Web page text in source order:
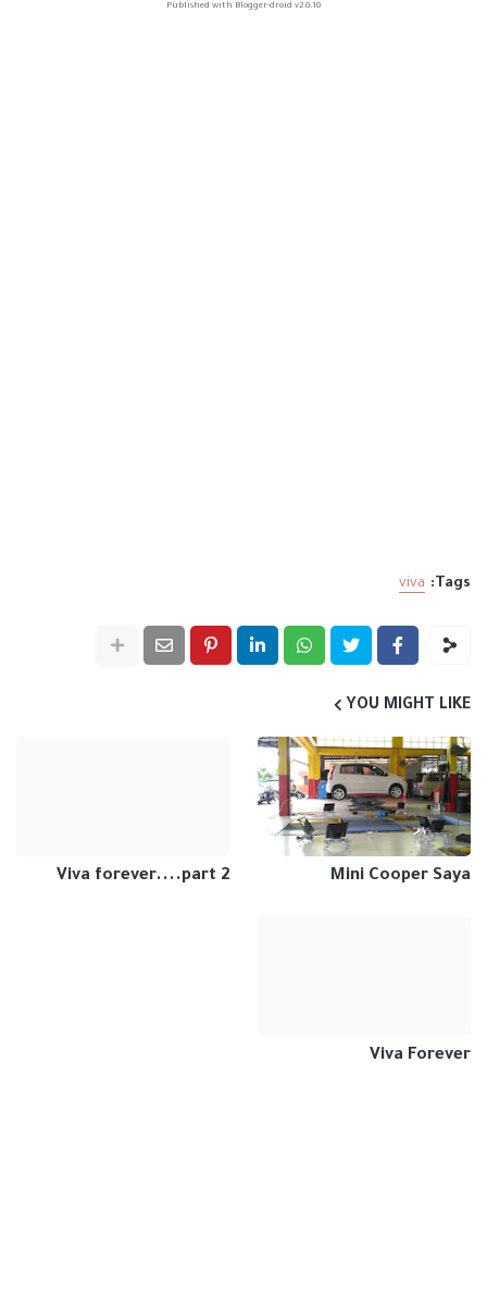
Published with Blogger-droid v2.0.10
Tags:
viva
YOU MIGHT LIKE
Mini Cooper Saya
Viva forever....part 2
Viva Forever